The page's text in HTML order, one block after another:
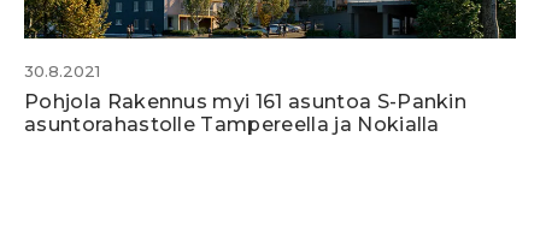
30.8.2021
Pohjola Rakennus myi 161 asuntoa S-Pankin
asuntorahastolle Tampereella ja Nokialla